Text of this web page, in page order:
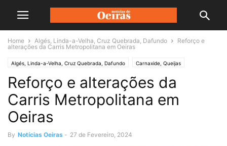
Home Algés, Linda-a-Velha, Cruz Quebrada, Dafundo
Reforço e
alterações da Carris Metropolitana em Oeiras
Algés, Linda-a-Velha, Cruz Quebrada, Dafundo Carnaxide, Queijas
Oeiras, São Julião, Paço de Arcos, Caxias Transportes
Reforço e alterações da
Carris Metropolitana em
Oeiras
By Notícias Oeiras - 27 de Fevereiro, 2024